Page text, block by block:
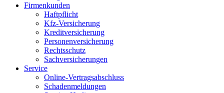
Firmenkunden
Haftpflicht
Kfz-Versicherung
Kreditversicherung
Personenversicherung
Rechtsschutz
Sachversicherungen
Service
Online-Vertragsabschluss
Schadenmeldungen